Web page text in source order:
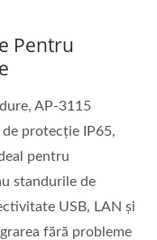
Pentru
AP-3115
protecție IP65,
pentru
standurile de
USB, LAN și
fără probleme